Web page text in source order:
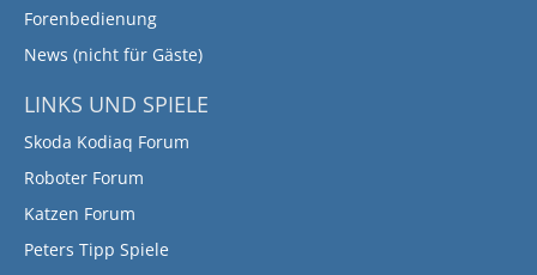
Forenbedienung
News (nicht für Gäste)
LINKS UND SPIELE
Skoda Kodiaq Forum
Roboter Forum
Katzen Forum
Peters Tipp Spiele